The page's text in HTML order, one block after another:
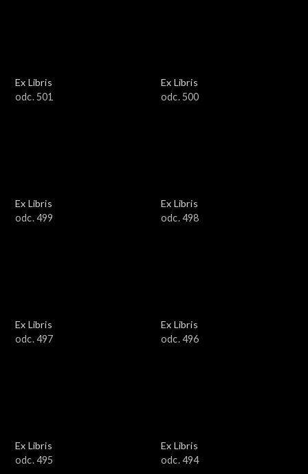
Ex Libris
odc. 501
Ex Libris
odc. 500
Ex Libris
odc. 499
Ex Libris
odc. 498
Ex Libris
odc. 497
Ex Libris
odc. 496
Ex Libris
odc. 495
Ex Libris
odc. 494